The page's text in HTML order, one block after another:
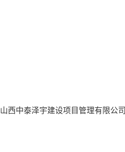
山西中泰泽宇建设项目管理有限公司